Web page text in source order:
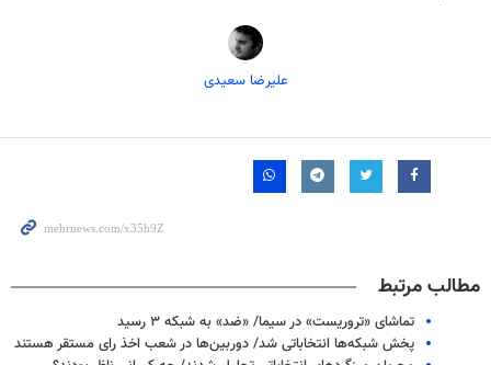
علیرضا سعیدی
مطالب مرتبط
تماشای «تروریست» در سیما/ «ضد» به شبکه ۳ رسید
پخش شبکه‌ها انتخاباتی شد/ دوربین‌ها در شعب اخذ رای مستقر هستند